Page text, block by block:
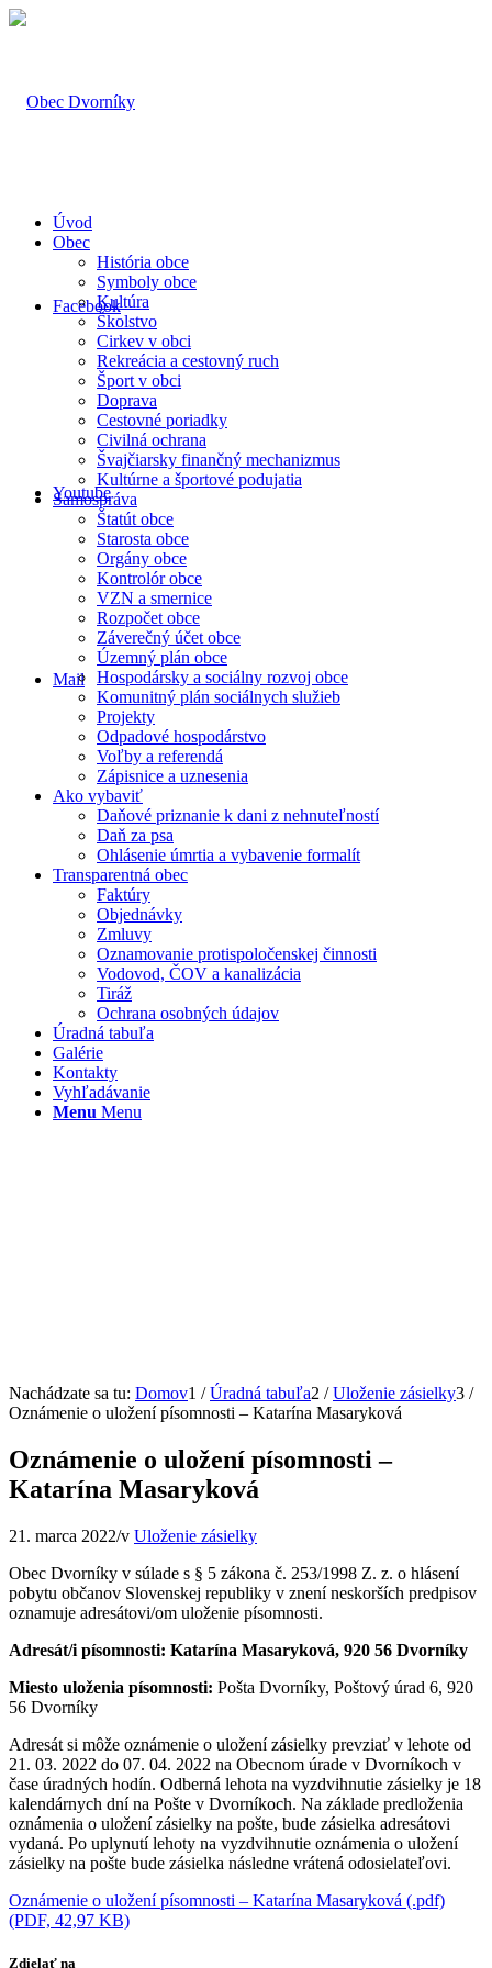
Facebook
Youtube
Mail
Úvod
Obec
História obce
Symboly obce
Kultúra
Školstvo
Cirkev v obci
Rekreácia a cestovný ruch
Šport v obci
Doprava
Cestovné poriadky
Civilná ochrana
Švajčiarsky finančný mechanizmus
Kultúrne a športové podujatia
Samospráva
Štatút obce
Starosta obce
Orgány obce
Kontrolór obce
VZN a smernice
Rozpočet obce
Záverečný účet obce
Územný plán obce
Hospodársky a sociálny rozvoj obce
Komunitný plán sociálnych služieb
Projekty
Odpadové hospodárstvo
Voľby a referendá
Zápisnice a uznesenia
Ako vybaviť
Daňové priznanie k dani z nehnuteľností
Daň za psa
Ohlásenie úmrtia a vybavenie formalít
Transparentná obec
Faktúry
Objednávky
Zmluvy
Oznamovanie protispoločenskej činnosti
Vodovod, ČOV a kanalizácia
Tiráž
Ochrana osobných údajov
Úradná tabuľa
Galérie
Kontakty
Vyhľadávanie
Menu Menu
Nachádzate sa tu: Domov1 / Úradná tabuľa2 / Uloženie zásielky3 /
Oznámenie o uložení písomnosti – Katarína Masaryková
Oznámenie o uložení písomnosti –
Katarína Masaryková
21. marca 2022/v Uloženie zásielky
Obec Dvorníky v súlade s § 5 zákona č. 253/1998 Z. z. o hlásení
pobytu občanov Slovenskej republiky v znení neskorších predpisov
oznamuje adresátovi/om uloženie písomnosti.
Adresát/i písomnosti: Katarína Masaryková, 920 56 Dvorníky
Miesto uloženia písomnosti: Pošta Dvorníky, Poštový úrad 6, 920
56 Dvorníky
Adresát si môže oznámenie o uložení zásielky prevziať v lehote od
21. 03. 2022 do 07. 04. 2022 na Obecnom úrade v Dvorníkoch v
čase úradných hodín. Odberná lehota na vyzdvihnutie zásielky je 18
kalendárnych dní na Pošte v Dvorníkoch. Na základe predloženia
oznámenia o uložení zásielky na pošte, bude zásielka adresátovi
vydaná. Po uplynutí lehoty na vyzdvihnutie oznámenia o uložení
zásielky na pošte bude zásielka následne vrátená odosielateľovi.
Oznámenie o uložení písomnosti – Katarína Masaryková (.pdf)
(PDF, 42,97 KB)
Zdielať na